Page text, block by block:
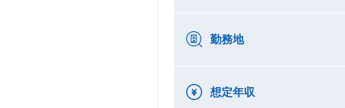
勤務地
想定年収